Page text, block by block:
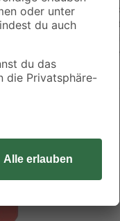
des Mauerwerks
Stahl gefertigt. So
Verwendet
oder Betonresten. Im